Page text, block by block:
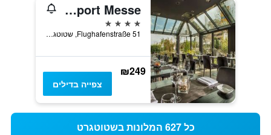
Wyndham Stuttgart Airport Messe
4 כוכבים
Flughafenstraße 51, שטוטגרט, באדן-ווירטמברג, גרמניה
₪249
צפייה בדילים
כל 627 המלונות בשטוטגרט